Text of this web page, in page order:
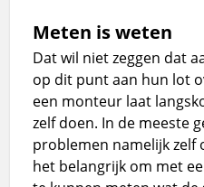
Meten is weten
Dat wil niet zeggen dat
op dit punt aan hun lot
een monteur laat
zelf doen. In de meeste
problemen namelijk zelf
het belangrijk om met